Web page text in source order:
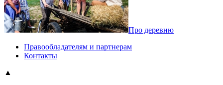
Про деревню
Правообладателям и партнерам
Контакты
▲